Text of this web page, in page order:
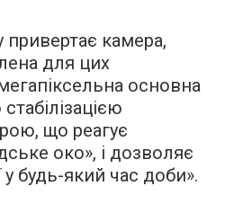
привертає камера,
для цих
основна
що реагує
око», і дозволяє
у будь-який час доби».